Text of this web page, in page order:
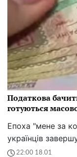
Податкова
готуються
Епоха "мене за
українців
22:00 18.01